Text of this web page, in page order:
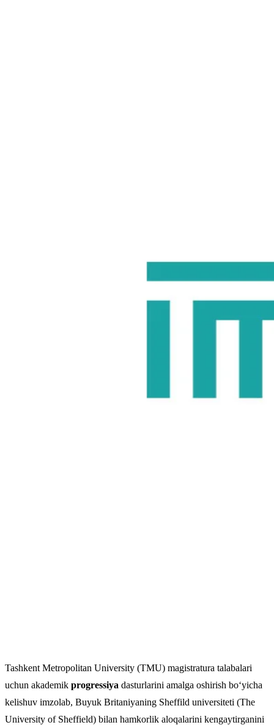
Tashkent Metropolitan University (TMU) magistratura talabalari
uchun akademik progressiya dasturlarini amalga oshirish bo‘yicha
kelishuv imzolab, Buyuk Britaniyaning Sheffild universiteti (The
University of Sheffield) bilan hamkorlik aloqalarini kengaytirganini